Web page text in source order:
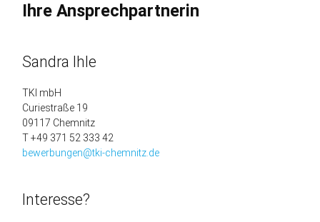
Ihre Ansprechpartnerin
Sandra Ihle
TKI mbH
Curiestraße 19
09117 Chemnitz
T +49 371 52 333 42
bewerbungen@tki-chemnitz.de
Interesse?